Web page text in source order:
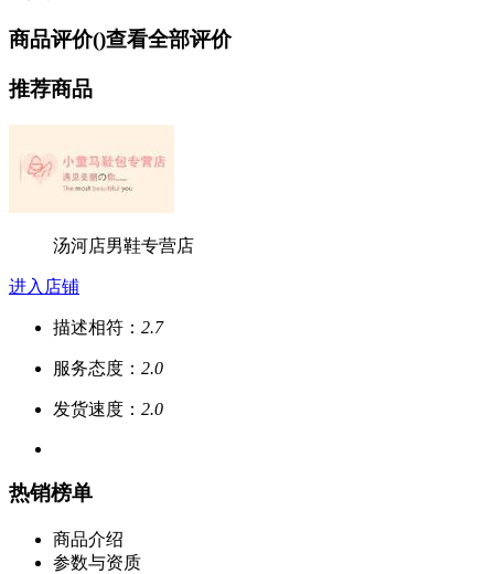
商品评价()查看全部评价
推荐商品
汤河店男鞋专营店
进入店铺
描述相符： 2.7
服务态度： 2.0
发货速度： 2.0
热销榜单
商品介绍
参数与资质